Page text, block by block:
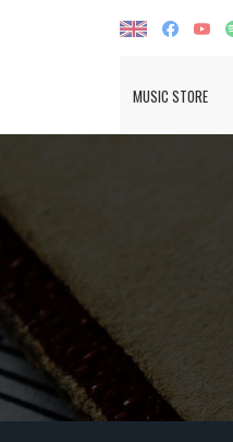
MUSIC STORE